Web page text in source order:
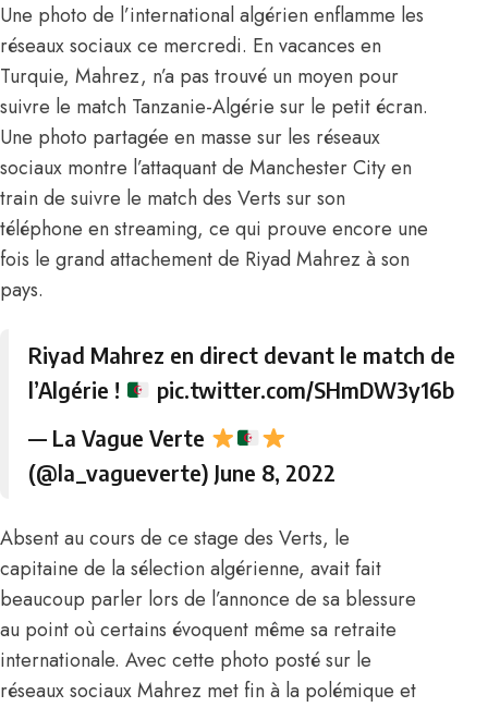
Une photo de l’international algérien enflamme les
réseaux sociaux ce mercredi. En vacances en
Turquie, Mahrez, n’a pas trouvé un moyen pour
suivre le match Tanzanie-Algérie sur le petit écran.
Une photo partagée en masse sur les réseaux
sociaux montre l’attaquant de Manchester City en
train de suivre le match des Verts sur son
téléphone en streaming, ce qui prouve encore une
fois le grand attachement de Riyad Mahrez à son
pays.
Riyad Mahrez en direct devant le match de
l’Algérie !
pic.twitter.com/SHmDW3y16b
— La Vague Verte
(@la_vagueverte)June 8, 2022
Absent au cours de ce stage des Verts, le
capitaine de la sélection algérienne, avait fait
beaucoup parler lors de l’annonce de sa blessure
au point où certains évoquent même sa retraite
internationale. Avec cette photo posté sur le
réseaux sociaux Mahrez met fin à la polémique et